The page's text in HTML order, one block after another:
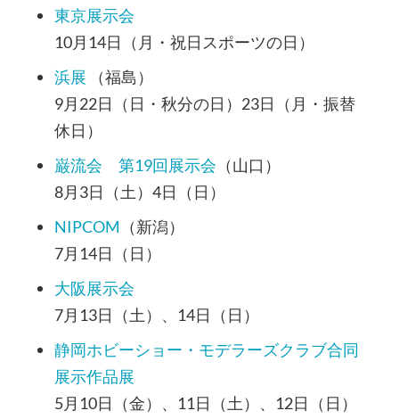
東京展示会
10月14日（月・祝日スポーツの日）
浜展 （福島）
9月22日（日・秋分の日）23日（月・振替
休日）
巌流会 第19回展示会 （山口）
8月3日（土）4日（日）
NIPCOM （新潟）
7月14日（日）
大阪展示会
7月13日（土）、14日（日）
静岡ホビーショー・モデラーズクラブ合同
展示作品展
5月10日（金）、11日（土）、12日（日）